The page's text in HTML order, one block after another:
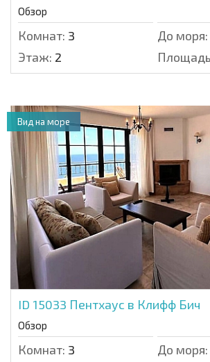
Обзор
Комнат: 3 До моря:
Этаж: 2
ID 15033 Пентхаус в Клифф Бич
Обзор
Комнат: 3 До моря:
Вид на море